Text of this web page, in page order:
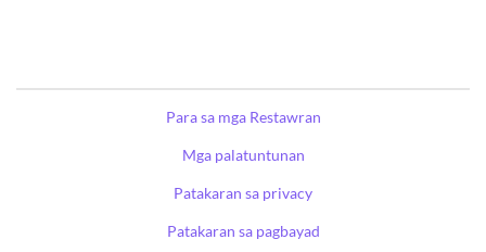
Para sa mga Restawran
Mga palatuntunan
Patakaran sa privacy
Patakaran sa pagbayad